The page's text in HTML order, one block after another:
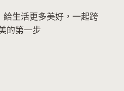
給生活更多美好，一起跨
的第一步